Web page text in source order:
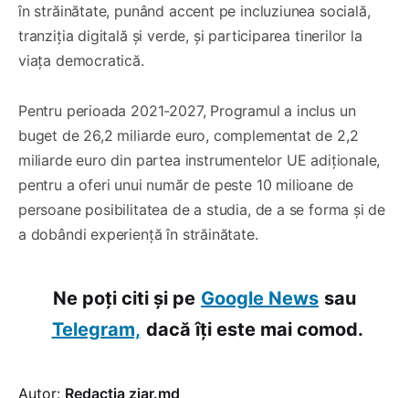
în străinătate, punând accent pe incluziunea socială,
tranziția digitală și verde, și participarea tinerilor la
viața democratică.
Pentru perioada 2021-2027, Programul a inclus un
buget de 26,2 miliarde euro, complementat de 2,2
miliarde euro din partea instrumentelor UE adiționale,
pentru a oferi unui număr de peste 10 milioane de
persoane posibilitatea de a studia, de a se forma și de
a dobândi experiență în străinătate.
Ne poți citi și pe Google News sau
Telegram, dacă îți este mai comod.
Autor: Redacția ziar.md